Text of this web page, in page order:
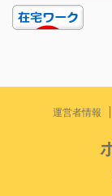
運営者情報